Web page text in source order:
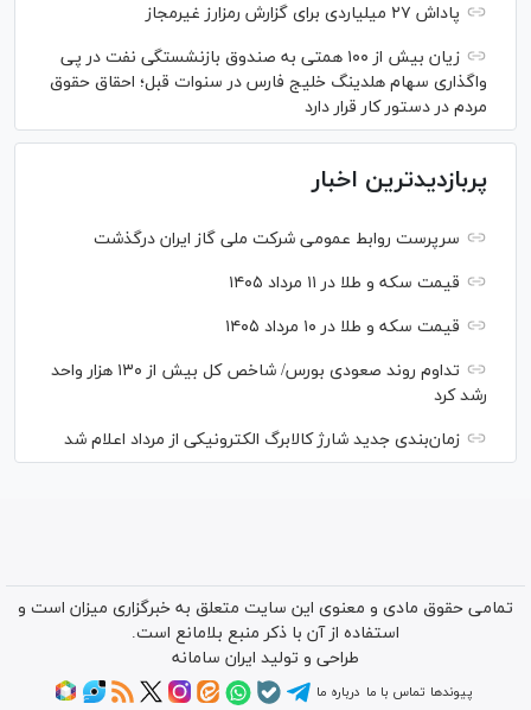
پاداش ۲۷ میلیاردی برای گزارش رمزارز غیرمجاز
زیان بیش از ۱۰۰ همتی به صندوق بازنشستگی نفت در پی
واگذاری سهام هلدینگ خلیج فارس در سنوات قبل؛ احقاق حقوق
مردم در دستور کار قرار دارد
پربازدیدترین اخبار
سرپرست روابط عمومی شرکت ملی گاز ایران درگذشت
قیمت سکه و طلا در ۱۱ مرداد ۱۴۰۵
قیمت سکه و طلا در ۱۰ مرداد ۱۴۰۵
تداوم روند صعودی بورس/ شاخص کل بیش از ۱۳۰ هزار واحد
رشد کرد
زمان‌بندی جدید شارژ کالابرگ الکترونیکی از مرداد اعلام شد
تمامی حقوق مادی و معنوی این سایت متعلق به خبرگزاری میزان است و
استفاده از آن با ذکر منبع بلامانع است.
طراحی و تولید ایران سامانه
پیوندها تماس با ما درباره ما